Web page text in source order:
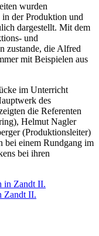
wurden
in der Produktion und
dargestellt. Mit dem
und
zustande, die Alfred
mit Beispielen aus
im Unterricht
des
die Referenten
Helmut Nagler
(Produktionsleiter)
bei einem Rundgang im
bei ihren
Zandt II.